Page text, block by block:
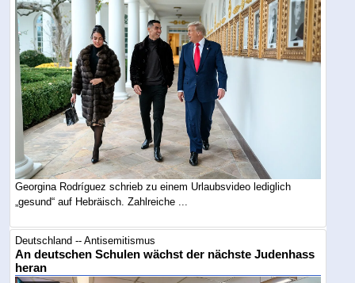
Georgina Rodríguez schrieb zu einem Urlaubsvideo lediglich
„gesund“ auf Hebräisch. Zahlreiche ...
Deutschland -- Antisemitismus
An deutschen Schulen wächst der nächste Judenhass
heran